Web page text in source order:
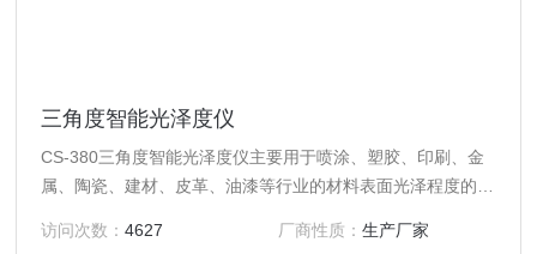
三角度智能光泽度仪
CS-380三角度智能光泽度仪主要用于喷涂、塑胶、印刷、金
属、陶瓷、建材、皮革、油漆等行业的材料表面光泽程度的测
Z8741、BS 3900 Part D5和JJG696等标准。
访问次数：4627 厂商性质： 生产厂家